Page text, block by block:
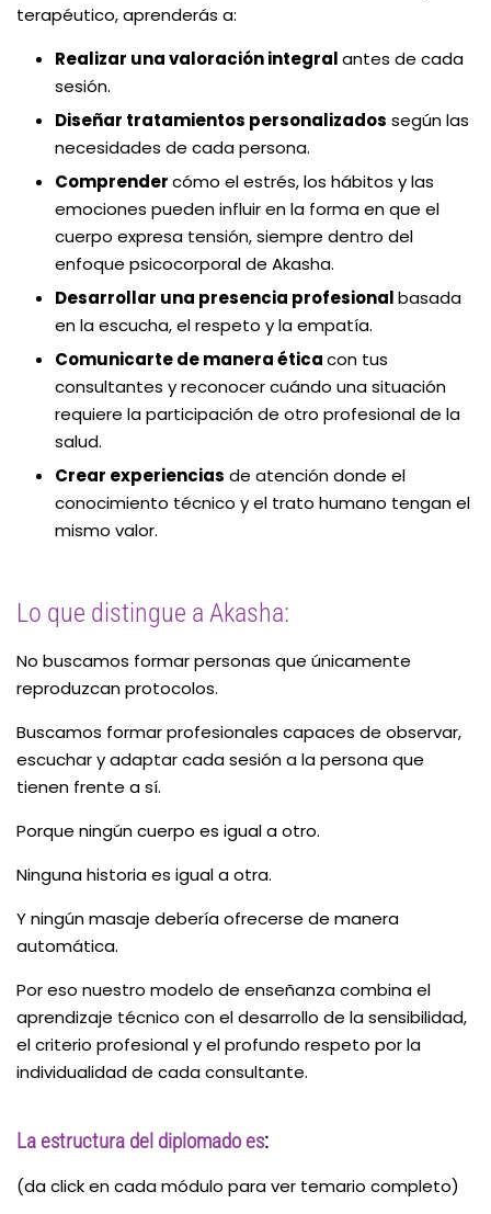
terapéutico, aprenderás a:
Realizar una valoración integralantes de cada
sesión.
Diseñar tratamientos personalizados según las
necesidades de cada persona.
Comprendercómo el estrés, los hábitos y las
emociones pueden influir en la forma en que el
cuerpo expresa tensión, siempre dentro del
enfoque psicocorporal de Akasha.
Desarrollar una presencia profesionalbasada
en la escucha, el respeto y la empatía.
Comunicarte de manera éticacon tus
consultantes y reconocer cuándo una situación
requiere la participación de otro profesional de la
salud.
Crear experiencias de atención donde el
conocimiento técnico y el trato humano tengan el
mismo valor.
Lo que distingue a Akasha:
No buscamos formar personas que únicamente
reproduzcan protocolos.
Buscamos formar profesionales capaces de observar,
escuchar y adaptar cada sesión a la persona que
tienen frente a sí.
Porque ningún cuerpo es igual a otro.
Ninguna historia es igual a otra.
Y ningún masaje debería ofrecerse de manera
automática.
Por eso nuestro modelo de enseñanza combina el
aprendizaje técnico con el desarrollo de la sensibilidad,
el criterio profesional y el profundo respeto por la
individualidad de cada consultante.
La estructura del diplomado es:
(da click en cada módulo para ver temario completo)